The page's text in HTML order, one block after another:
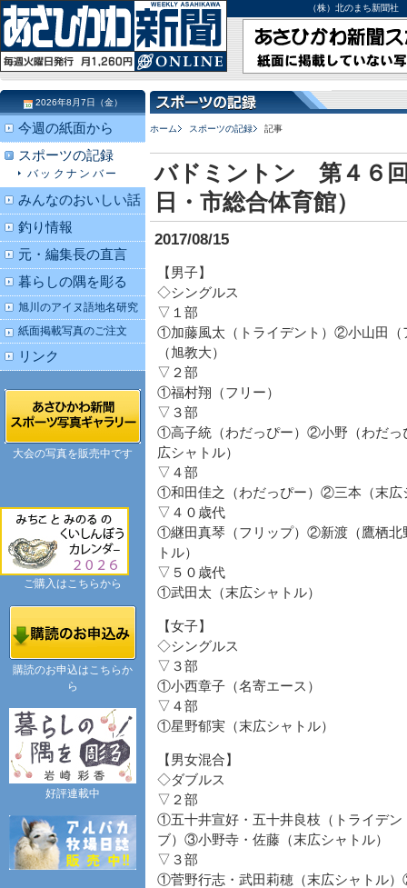
（株）北のまち新聞
ホーム スポーツの記録 記事
バドミントン 第４６
日・市総合体育館）
2017/08/15
【男子】
◇シングルス
▽１部
①加藤風太（トライデント）②小山田
（旭教大）
▽２部
①福村翔（フリー）
▽３部
①高子統（わだっぴー）②小野（わだ
広シャトル）
▽４部
①和田佳之（わだっぴー）②三本（末広
▽４０歳代
①継田真琴（フリップ）②新渡（鷹栖
トル）
▽５０歳代
①武田太（末広シャトル）
【女子】
◇シングルス
▽３部
①小西章子（名寄エース）
▽４部
①星野郁実（末広シャトル）
【男女混合】
◇ダブルス
▽２部
①五十井宣好・五十井良枝（トライデ
ブ）③小野寺・佐藤（末広シャトル）
▽３部
①菅野行志・武田莉穂（末広シャトル
2026年8月7日（金）
今週の紙面から
スポーツの記録
バックナンバー
みんなのおいしい話
釣り情報
元・編集長の直言
暮らしの隅を彫る
旭川のアイヌ語地名研究
紙面掲載写真のご注文
リンク
大会の写真を販売中です
ご購入はこちらから
購読のお申込はこちらか
ら
好評連載中